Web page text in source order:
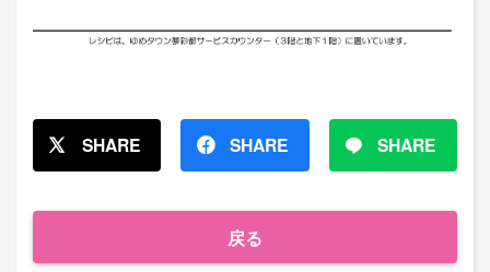
SHARE SHARE SHARE
戻る